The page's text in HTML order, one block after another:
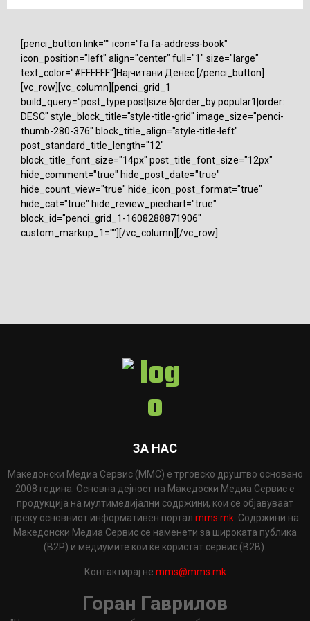
[penci_button link="" icon="fa fa-address-book"
icon_position="left" align="center" full="1" size="large"
text_color="#FFFFFF"]Најчитани Денес [/penci_button]
[vc_row][vc_column][penci_grid_1
build_query="post_type:post|size:6|order_by:popular1|order:
DESC" style_block_title="style-title-grid" image_size="penci-
thumb-280-376" block_title_align="style-title-left"
post_standard_title_length="12"
block_title_font_size="14px" post_title_font_size="12px"
hide_comment="true" hide_post_date="true"
hide_count_view="true" hide_icon_post_format="true"
hide_cat="true" hide_review_piechart="true"
block_id="penci_grid_1-1608288871906"
custom_markup_1=""][/vc_column][/vc_row]
ЗА НАС
Македонски Медиа Сервис (ММС) е трговско друштво основано
2008 година. Основна дејност на Македоски Медиа Сервис е
продукција на мултимедијални содржини, кои се објавуваат
преку основниот информативен портал mms.mk . Содржини на
Македонски Медиа Сервис се наменети за широката публика
(B2P) и медиумите кои ќе користат сервис (B2B).
Контактирај не mms@mms.mk
Горан Гаврилов